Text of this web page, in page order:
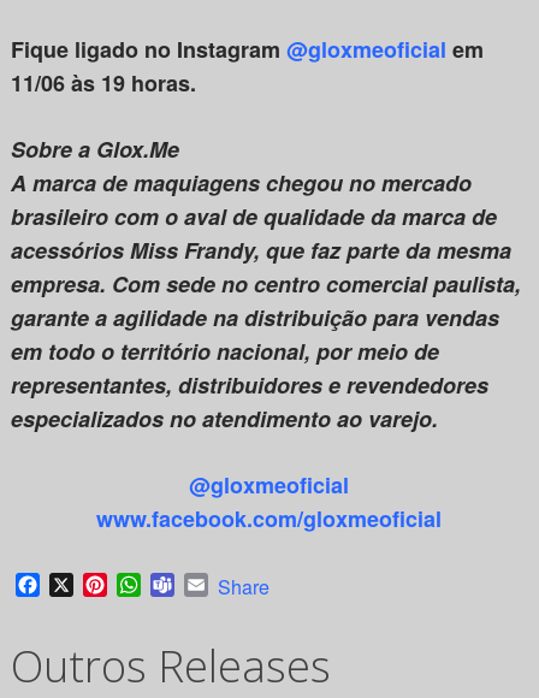
Fique ligado no Instagram @gloxmeoficial em
11/06 às 19 horas.
Sobre a Glox.Me
A marca de maquiagens chegou no mercado
brasileiro com o aval de qualidade da marca de
acessórios Miss Frandy, que faz parte da mesma
empresa. Com sede no centro comercial paulista,
garante a agilidade na distribuição para vendas
em todo o território nacional, por meio de
representantes, distribuidores e revendedores
especializados no atendimento ao varejo.
@gloxmeoficial
www.facebook.com/gloxmeoficial
Facebook
X PinterestWhatsApp
TeamsEmail
Share
Outros Releases